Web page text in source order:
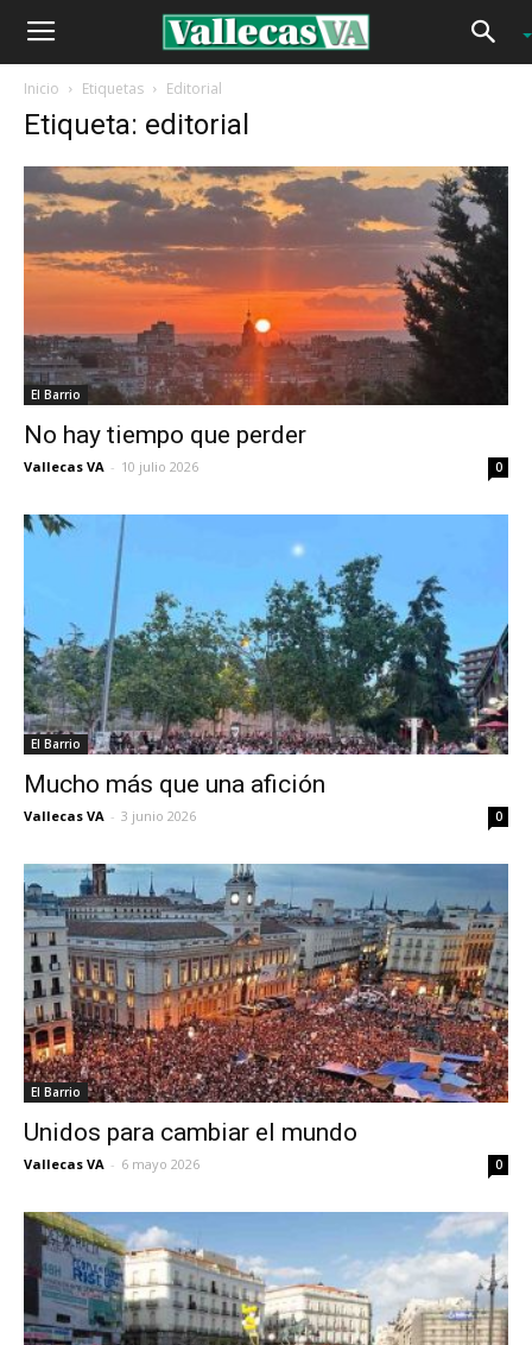
Inicio Etiquetas Editorial
Etiqueta: editorial
El Barrio
No hay tiempo que perder
Vallecas VA - 10 julio 2026 0
El Barrio
Mucho más que una afición
Vallecas VA - 3 junio 2026 0
El Barrio
Unidos para cambiar el mundo
Vallecas VA - 6 mayo 2026 0